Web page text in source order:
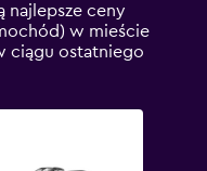
najlepsze ceny
w mieście
ciągu ostatniego